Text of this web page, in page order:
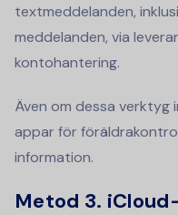
textmeddelanden,
meddelanden, via
kontohantering.
Även om dessa verktyg
appar för
information.
Metod 3.